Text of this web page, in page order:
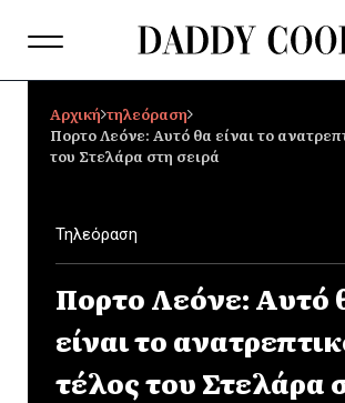
Αρχική τηλεόραση
Πορτο Λεόνε: Αυτό θα είναι το
του Στελάρα στη σειρά
Τηλεόραση
Πορτο Λεόνε: Αυτό
είναι το
τέλος του Στελάρα